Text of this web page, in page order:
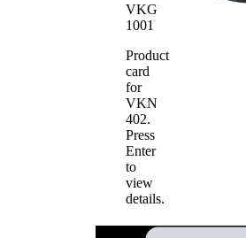
VKG
1001
Product
card
for
VKN
402.
Press
Enter
to
view
details.